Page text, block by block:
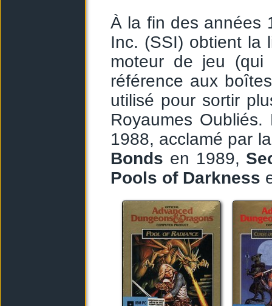
À la fin des années
Inc. (SSI) obtient la
moteur de jeu
référence aux
utilisé pour sortir
Royaumes
1988, acclamé par
Bonds en 1989,
Pools of Darkness